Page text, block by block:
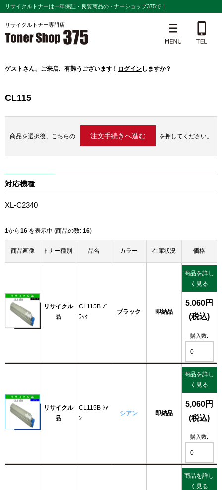
リサイクルトナーは一年保証・良質商品のトナーショップ375で！
リサイクルトナー専門店
ゲスト さん、ご来店、有難うございます！ ログインしますか？
CL115
商品を選択後、こちらの を押してください。
対応機種
XL-C2340
1から16 を表示中 (商品の数: 16)
商品画像 トナー種別- 品名 カラー 在庫状況 価格
リサイクル
品
CL115B ﾌﾞ
ﾗｯｸ
ブラック 即納品
商品を詳し
く見る
5,060円
(税込)
購入数:
リサイクル
品
CL115B ｼｱ
ﾝ
シアン 即納品
商品を詳し
く見る
5,060円
(税込)
購入数:
商品を詳し
く見る